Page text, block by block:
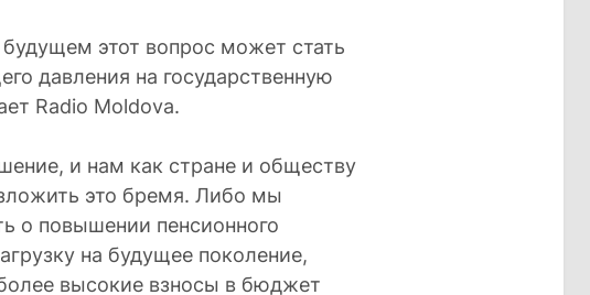
этот вопрос может стать
давления на государственную
Radio Moldova.
и нам как стране и обществу
это бремя. Либо мы
о повышении пенсионного
на будущее поколение,
высокие взносы в бюджет